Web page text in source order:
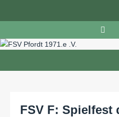
FSV F: Spielfest